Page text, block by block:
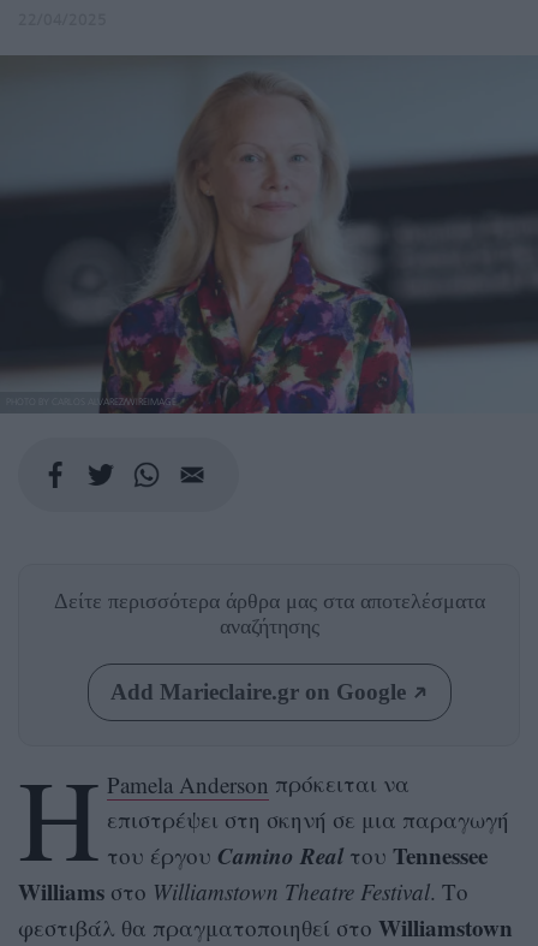
PHOTO BY CARLOS ALVAREZ/WIREIMAGE
Δείτε περισσότερα άρθρα μας στα αποτελέσματα
αναζήτησης
Add Marieclaire.gr on Google
Η Pamela Anderson πρόκειται να
επιστρέψει στη σκηνή σε μια παραγωγή
του έργου Camino Real του Tennessee
Williams στο Williamstown Theatre Festival. Το
φεστιβάλ θα πραγματοποιηθεί στο Williamstown